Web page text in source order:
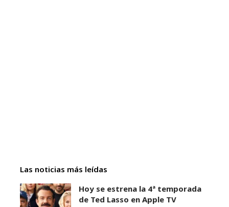
Las noticias más leídas
Hoy se estrena la 4ª temporada
de Ted Lasso en Apple TV